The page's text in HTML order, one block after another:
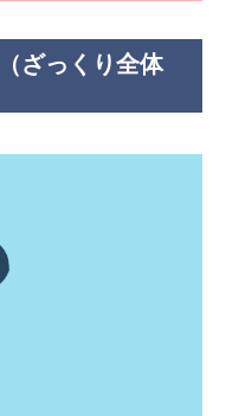
ざっくり全体